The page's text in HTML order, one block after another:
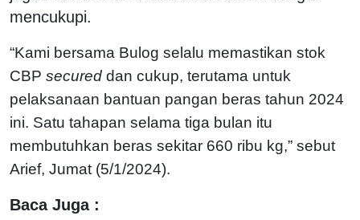
mencukupi.
“Kami bersama Bulog selalu memastikan stok
CBP secured dan cukup, terutama untuk
pelaksanaan bantuan pangan beras tahun 2024
ini. Satu tahapan selama tiga bulan itu
membutuhkan beras sekitar 660 ribu kg,” sebut
Arief, Jumat (5/1/2024).
Baca Juga :